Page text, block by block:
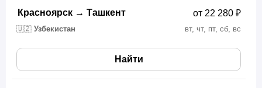
Красноярск → Ташкент
🇺🇿 Узбекистан вт, чт, пт, сб, вс
от 22 280 ₽
Найти